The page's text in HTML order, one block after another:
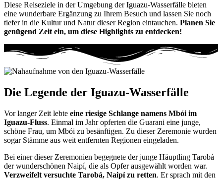
Diese Reiseziele in der Umgebung der Iguazu-Wasserfälle bieten
eine wunderbare Ergänzung zu Ihrem Besuch und lassen Sie noch
tiefer in die Kultur und Natur dieser Region eintauchen. Planen Sie
genügend Zeit ein, um diese Highlights zu entdecken!
Die Legende der Iguazu-Wasserfälle
Vor langer Zeit lebte eine riesige Schlange namens Mbói im
Iguazu-Fluss. Einmal im Jahr opferten die Guarani eine junge,
schöne Frau, um Mbói zu besänftigen. Zu dieser Zeremonie wurden
sogar Stämme aus weit entfernten Regionen eingeladen.
Bei einer dieser Zeremonien begegnete der junge Häuptling Tarobá
der wunderschönen Naipí, die als Opfer ausgewählt worden war.
Verzweifelt versuchte Tarobá, Naipí zu retten. Er sprach mit den